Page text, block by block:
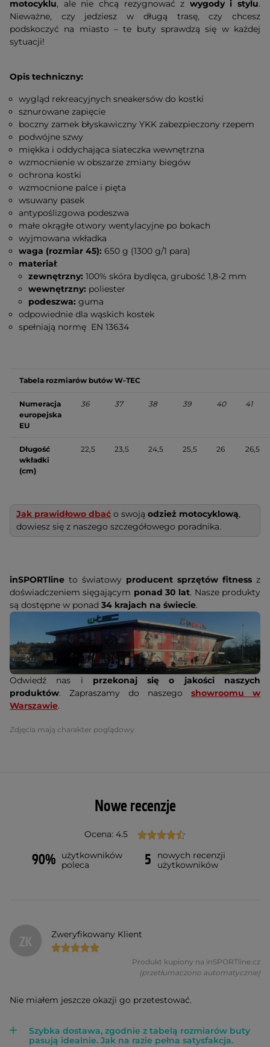
motocyklu, ale nie chcą rezygnować z wygody i stylu.
Nieważne, czy jedziesz w długą trasę, czy chcesz
podskoczyć na miasto – te buty sprawdzą się w każdej
sytuacji!
Opis techniczny:
wygląd rekreacyjnych sneakersów do kostki
sznurowane zapięcie
boczny zamek błyskawiczny YKK zabezpieczony rzepem
podwójne szwy
miękka i oddychająca siateczka wewnętrzna
wzmocnienie w obszarze zmiany biegów
ochrona kostki
wzmocnione palce i pięta
wsuwany pasek
antypoślizgowa podeszwa
małe okrągłe otwory wentylacyjne po bokach
wyjmowana wkładka
waga (rozmiar 45): 650 g (1300 g/1 para)
materiał:
zewnętrzny: 100% skóra bydlęca, grubość 1,8-2 mm
wewnętrzny: poliester
podeszwa: guma
odpowiednie dla wąskich kostek
spełniają normę EN 13634
Tabela rozmiarów butów W-TEC
Numeracja
europejska
EU
36 37 38 39 40 41
Długość
wkładki
(cm)
22,5 23,5 24,5 25,5 26 26,5
Jak prawidłowo dbać o swoją odzież motocyklową,
dowiesz się z naszego szczegółowego poradnika.
inSPORTline to światowy producent sprzętów fitness z
doświadczeniem sięgającym ponad 30 lat. Nasze produkty
są dostępne w ponad 34 krajach na świecie.
Odwiedź nas i przekonaj się o jakości naszych
produktów. Zapraszamy do naszego showroomu w
Warszawie.
Zdjęcia mają charakter poglądowy.
Nowe recenzje
Ocena: 4.5
90%
użytkowników
poleca
5
nowych recenzji
użytkowników
ZK Zweryfikowany Klient
Produkt kupiony na inSPORTline.cz
(przetłumaczono automatycznie)
Nie miałem jeszcze okazji go przetestować.
Szybka dostawa, zgodnie z tabelą rozmiarów buty
pasują idealnie. Jak na razie pełna satysfakcja.